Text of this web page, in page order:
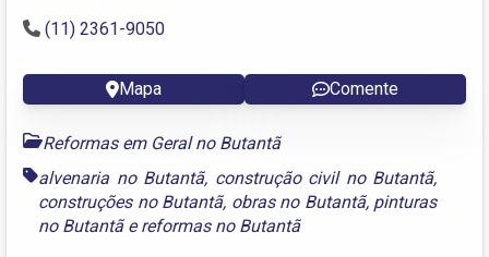
(11) 2361-9050
Mapa Comente
Reformas em Geral no Butantã
alvenaria no Butantã, construção civil no Butantã,
construções no Butantã, obras no Butantã, pinturas
no Butantãereformas no Butantã